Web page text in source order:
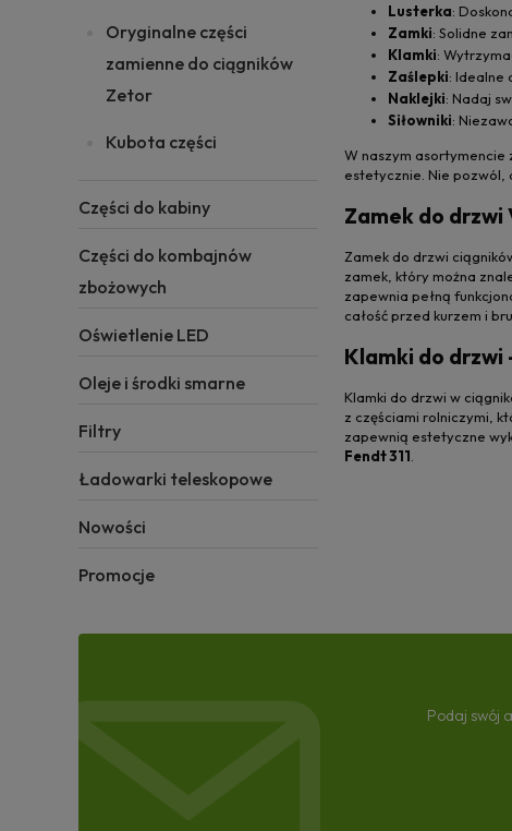
Oryginalne części
zamienne do ciągników
Zetor
Kubota części
Części do kabiny
Części do kombajnów
zbożowych
Oświetlenie LED
Oleje i środki smarne
Filtry
Ładowarki teleskopowe
Nowości
Promocje
Lusterka:
Zamki: Solidne
Klamki:
Zaślepki: Idealne
Naklejki: Nadaj
Siłowniki:
W naszym asortymencie
estetycznie. Nie pozwól,
Zamek do
Zamek do drzwi
zamek, który można
zapewnia pełną
całość przed kurzem i
Klamki do drzwi
Klamki do drzwi w
z częściami rolniczymi,
zapewnią estetyczne
Fendt 311.
Podaj swój